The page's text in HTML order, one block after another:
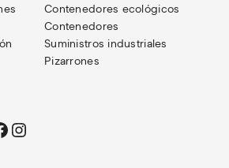
Instagram
Contenedores ecológicos
Contenedores
Suministros industriales
Pizarrones